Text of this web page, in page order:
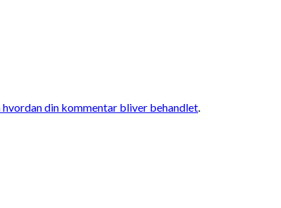
hvordan din kommentar bliver behandlet.